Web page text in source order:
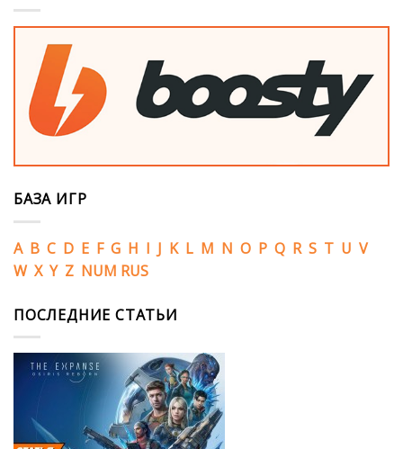
БАЗА ИГР
A B C D E F G H I J K L M N O P Q R S T U V
W X Y Z NUM RUS
ПОСЛЕДНИЕ СТАТЬИ